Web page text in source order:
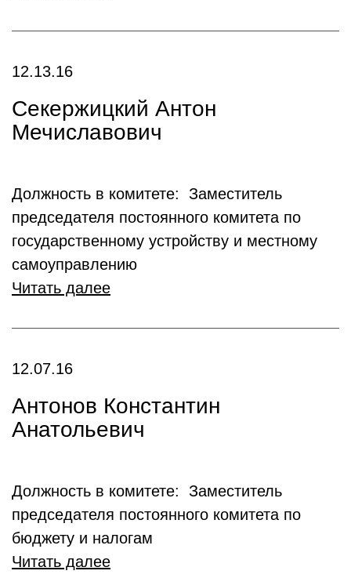
12.13.16
Секержицкий Антон
Мечиславович
Должность в комитете: Заместитель
председателя постоянного комитета по
государственному устройству и местному
самоуправлению
Читать далее
12.07.16
Антонов Константин
Анатольевич
Должность в комитете: Заместитель
председателя постоянного комитета по
бюджету и налогам
Читать далее